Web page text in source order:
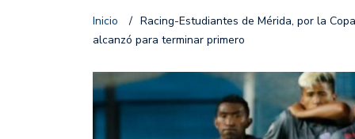
F1: tras las sanciones y
Racing le ganó a
omitió un penal de Sosa
Inicio / Racing-Estudiantes de Mérida, por la
alcanzó para terminar primero